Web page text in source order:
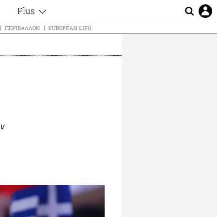
Plus
Θέματα
ΠΕΡΙΒΆΛΛΟΝ EUROPEAN LIFO